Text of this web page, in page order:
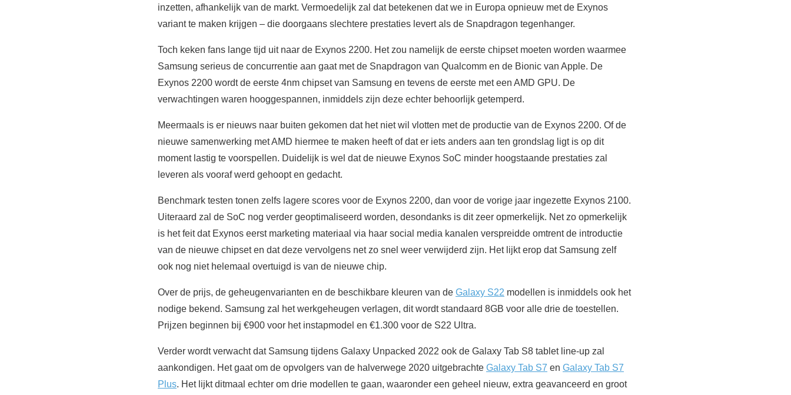
inzetten, afhankelijk van de markt. Vermoedelijk zal dat betekenen dat we in Europa opnieuw met de Exynos
variant te maken krijgen – die doorgaans slechtere prestaties levert als de Snapdragon tegenhanger.
Toch keken fans lange tijd uit naar de Exynos 2200. Het zou namelijk de eerste chipset moeten worden waarmee
Samsung serieus de concurrentie aan gaat met de Snapdragon van Qualcomm en de Bionic van Apple. De
Exynos 2200 wordt de eerste 4nm chipset van Samsung en tevens de eerste met een AMD GPU. De
verwachtingen waren hooggespannen, inmiddels zijn deze echter behoorlijk getemperd.
Meermaals is er nieuws naar buiten gekomen dat het niet wil vlotten met de productie van de Exynos 2200. Of de
nieuwe samenwerking met AMD hiermee te maken heeft of dat er iets anders aan ten grondslag ligt is op dit
moment lastig te voorspellen. Duidelijk is wel dat de nieuwe Exynos SoC minder hoogstaande prestaties zal
leveren als vooraf werd gehoopt en gedacht.
Benchmark testen tonen zelfs lagere scores voor de Exynos 2200, dan voor de vorige jaar ingezette Exynos 2100.
Uiteraard zal de SoC nog verder geoptimaliseerd worden, desondanks is dit zeer opmerkelijk. Net zo opmerkelijk
is het feit dat Exynos eerst marketing materiaal via haar social media kanalen verspreidde omtrent de introductie
van de nieuwe chipset en dat deze vervolgens net zo snel weer verwijderd zijn. Het lijkt erop dat Samsung zelf
ook nog niet helemaal overtuigd is van de nieuwe chip.
Over de prijs, de geheugenvarianten en de beschikbare kleuren van de Galaxy S22 modellen is inmiddels ook het
nodige bekend. Samsung zal het werkgeheugen verlagen, dit wordt standaard 8GB voor alle drie de toestellen.
Prijzen beginnen bij €900 voor het instapmodel en €1.300 voor de S22 Ultra.
Verder wordt verwacht dat Samsung tijdens Galaxy Unpacked 2022 ook de Galaxy Tab S8 tablet line-up zal
aankondigen. Het gaat om de opvolgers van de halverwege 2020 uitgebrachte Galaxy Tab S7 en Galaxy Tab S7
Plus. Het lijkt ditmaal echter om drie modellen te gaan, waaronder een geheel nieuw, extra geavanceerd en groot